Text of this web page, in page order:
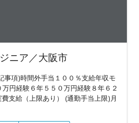
ニア／大阪市
事項)時間外手当１００％支給年収モ
円経験６年５５０万円経験８年６２
支給（上限あり） (通勤手当上限)月